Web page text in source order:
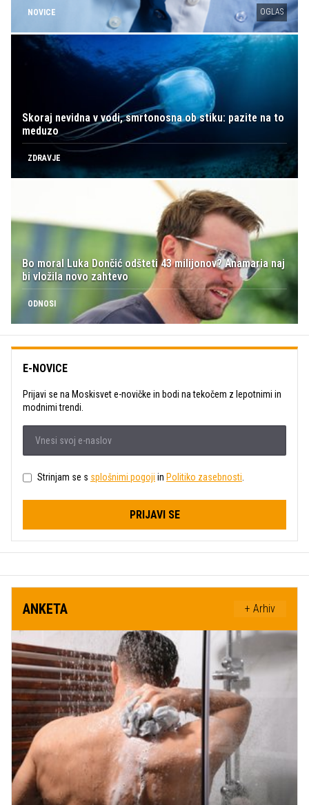
NOVICE OGLAS
Skoraj nevidna v vodi, smrtonosna ob stiku: pazite na to
meduzo
ZDRAVJE
Bo moral Luka Dončić odšteti 43 milijonov? Anamaria naj
bi vložila novo zahtevo
ODNOSI
E-NOVICE
Prijavi se na Moskisvet e-novičke in bodi na tekočem z lepotnimi in
modnimi trendi.
Strinjam se s splošnimi pogoji in Politiko zasebnosti.
PRIJAVI SE
ANKETA + Arhiv